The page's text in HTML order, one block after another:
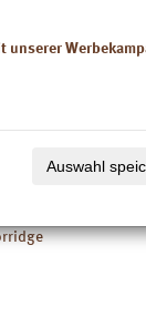
FODMAP-arm.
arm an
entlastet.
Auswahl